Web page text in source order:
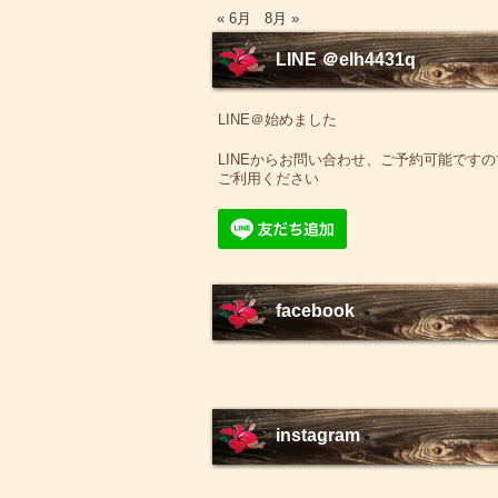
« 6月 8月 »
LINE ＠elh4431q
LINE＠始めました
LINEからお問い合わせ、ご予約可能です
ご利用ください
facebook
instagram